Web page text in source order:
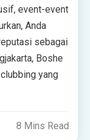
event-event
Anda
sebagai
Boshe
yang
8 Mins Read